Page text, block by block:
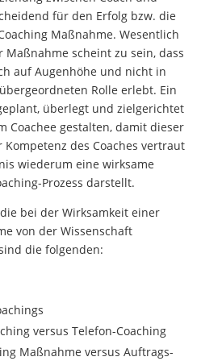
für den Erfolg bzw. die
Maßnahme. Wesentlich
scheint zu sein, dass
auf Augenhöhe und nicht in
Rolle erlebt. Ein
überlegt und zielgerichtet
Coachee gestalten, damit dieser
des Coaches vertraut
wiederum eine wirksame
Prozess darstellt.
bei der Wirksamkeit einer
von der Wissenschaft
die folgenden:
versus Telefon-Coaching
Maßnahme versus Auftrags-